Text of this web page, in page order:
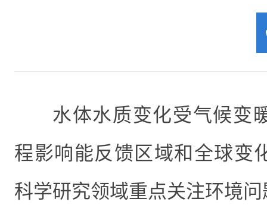
水体水质变化受气候变
程影响能反馈区域和全球变
科学研究领域重点关注环境